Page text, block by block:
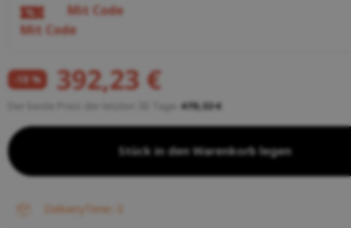
Mit Code
Mit Code
-18 % 392,23 €
478,33 €
Stück in den Warenkorb legen
deliveryTime:-3